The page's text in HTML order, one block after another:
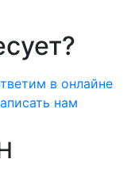
в онлайне
нам